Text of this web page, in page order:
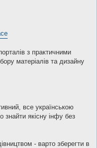
з практичними
матеріалів та дизайну
все українською
якісну інфу без
- варто зберегти в